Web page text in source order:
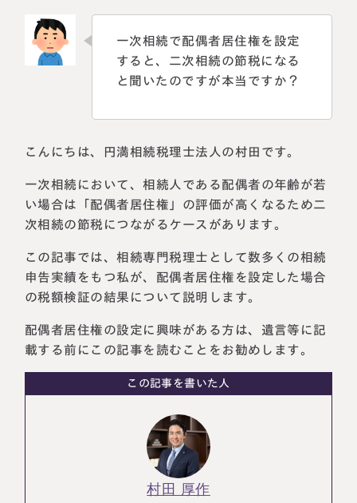
よくある質問
私たちについて
税理士紹介
法人情報
大阪事務所
〒530-0017
相続について学ぶ
相続コラム
セミナー
円満相続ちゃんねる
円満相続塾（受講生募集中）
一次相続で配偶者居住権を設定
すると、二次相続の節税になる
と聞いたのですが本当ですか？
こんにちは、円満相続税理士法人の村田です。
一次相続において、相続人である配偶者の年齢が若
い場合は「配偶者居住権」の評価が高くなるため二
次相続の節税につながるケースがあります。
この記事では、相続専門税理士として数多くの相続
申告実績をもつ私が、配偶者居住権を設定した場合
の税額検証の結果について説明します。
配偶者居住権の設定に興味がある方は、遺言等に記
載する前にこの記事を読むことをお勧めします。
この記事を書いた人
村田 厚作